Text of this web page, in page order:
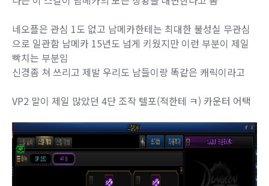
네오플은 관심 1도 없고 남메카한테는 최대한 불성실 무관심
으로 일관함 남메카 15년도 넘게 키웠지만 이런 부분이 제일
빡치는 부분임
신경좀 쳐 쓰리고 제발 우리도 남들이랑 똑같은 캐릭이라고
VP2 말이 제일 많았던 4단 조작 텔포(적한테 ㅋ) 카운터 어택